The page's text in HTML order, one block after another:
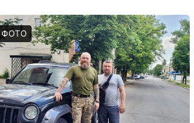
ФОТО